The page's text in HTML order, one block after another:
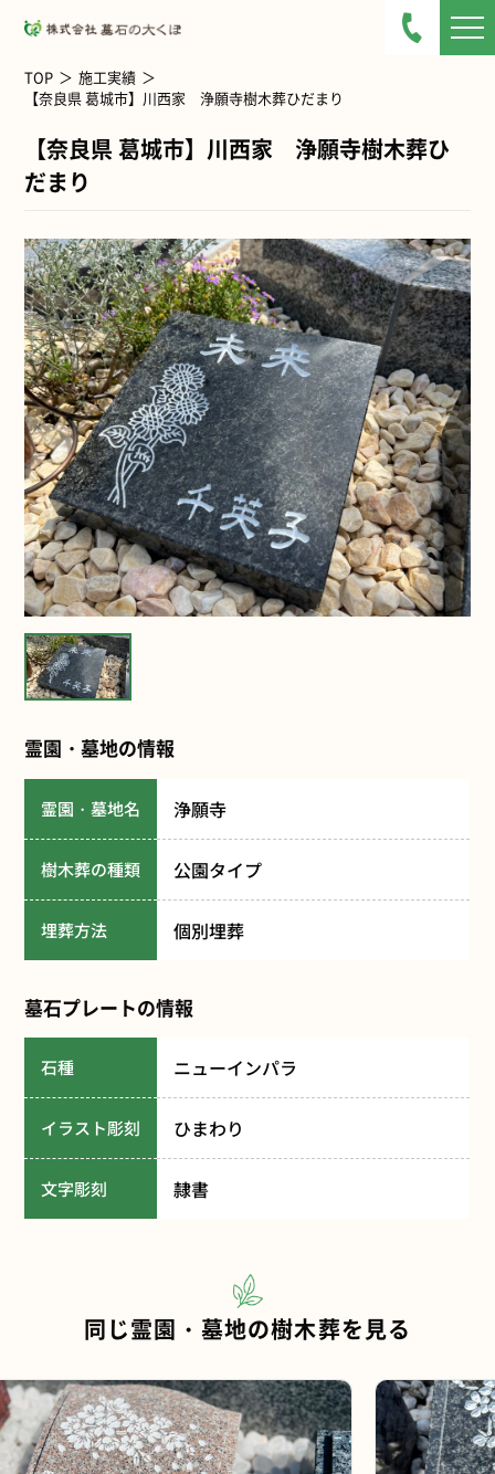
TOP
施工実績
【奈良県葛城市】川西家 浄願寺樹木葬ひだまり
【奈良県 葛城市】川西家 浄願寺樹木葬ひ
だまり
霊園・墓地の情報
霊園・墓地名 浄願寺
樹木葬の種類 公園タイプ
埋葬方法 個別埋葬
墓石プレートの情報
石種 ニューインパラ
イラスト彫刻 ひまわり
文字彫刻 隷書
同じ霊園・墓地の樹木葬を見る